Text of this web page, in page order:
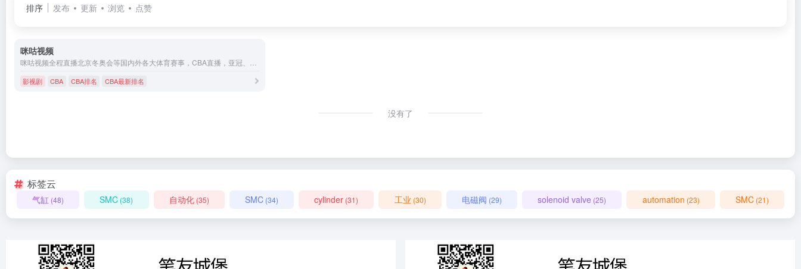
排序 发布 更新 浏览 点赞
咪咕视频
影视剧 CBA CBA排名 CBA最新排名
没有了
标签云
气缸 (48) SMC (38) 自动化(35) SMC (34) cylinder (31) 工业 (30) 电磁阀 (29) solenoid valve (25) automation (23) SMC(21)